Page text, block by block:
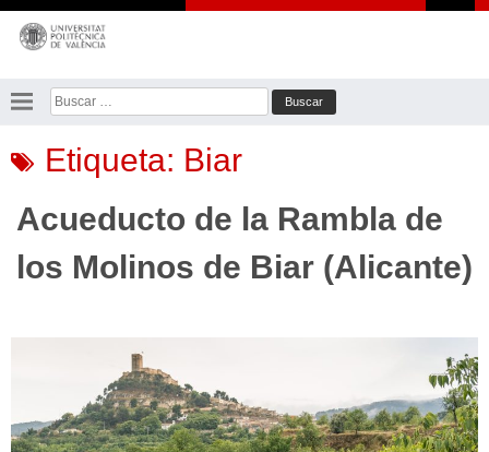
Saltar
contenido
Buscar:
Etiqueta: Biar
Acueducto de la Rambla de
los Molinos de Biar (Alicante)